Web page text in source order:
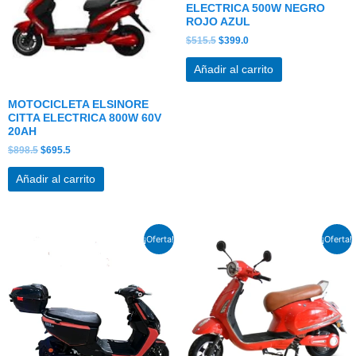
MOTOCICLETA ELSINORE
CITTA ELECTRICA 800W 60V
20AH
$898.5 $695.5
Añadir al carrito
ELECTRICA 500W NEGRO
ROJO AZUL
$515.5 $399.0
Añadir al carrito
¡Oferta!
$904.5.
¡Oferta!
precio
original
era:
$1,008.5.
actual
es:
$780.5.